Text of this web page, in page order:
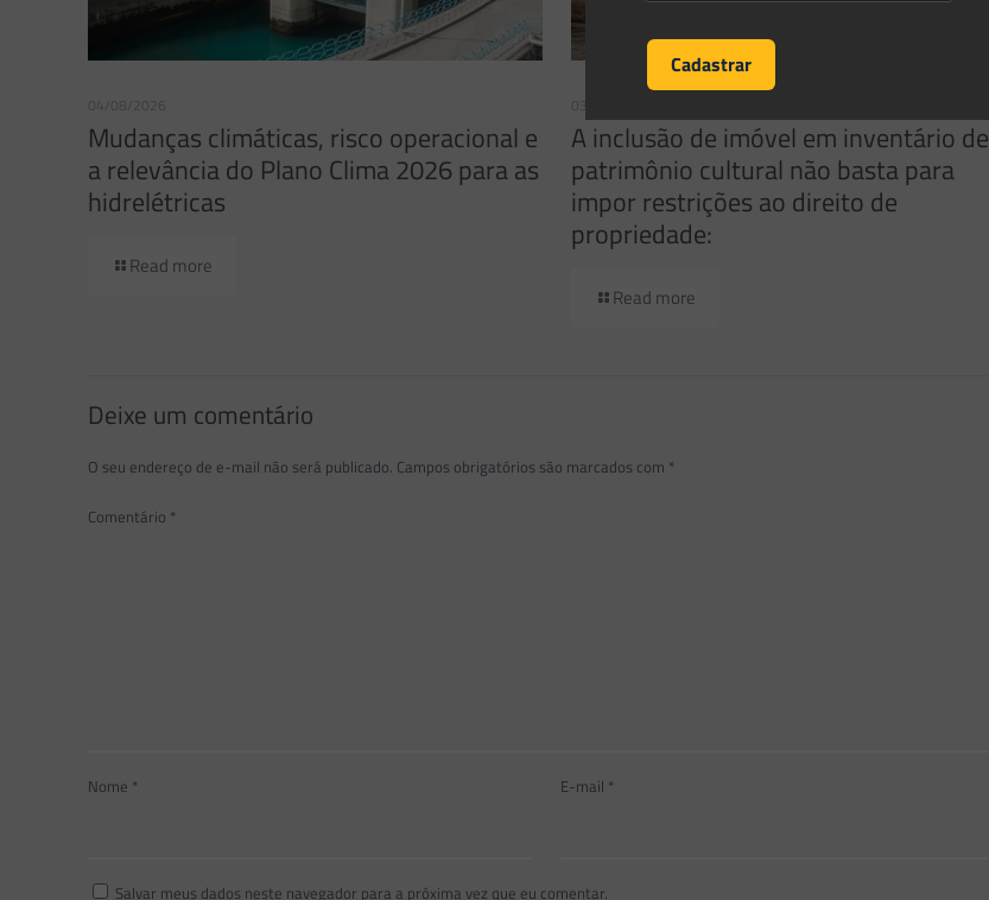
04/08/2026
Mudanças climáticas, risco operacional e
a relevância do Plano Clima 2026 para as
hidrelétricas
Read more
A inclusão de imóvel em inventário de
patrimônio cultural não basta para
impor restrições ao direito de
propriedade:
Read more
Deixe um comentário
O seu endereço de e-mail não será publicado. Campos obrigatórios são marcados com *
Comentário *
Nome * E-mail *
Salvar meus dados neste navegador para a próxima vez que eu comentar.